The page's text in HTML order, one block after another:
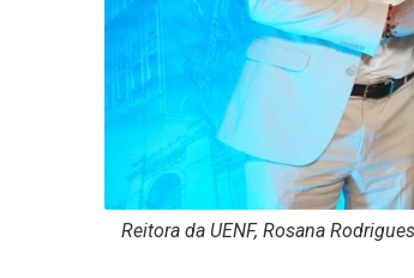
Reitora da UENF, Rosana